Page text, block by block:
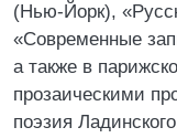
(Нью-Йорк),
«Современные
а также в
прозаическими
поэзия